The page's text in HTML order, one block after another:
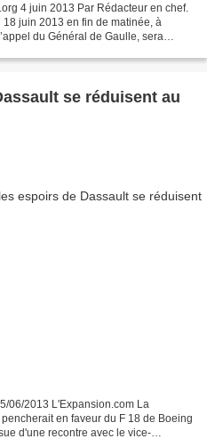
4 juin 2013 Par Rédacteur en chef.
18 juin 2013 en fin de matinée, à
du Général de Gaulle, sera
se réduisent au
06/2013 L'Expansion.com La
en faveur du F 18 de Boeing
d'une recontre avec le vice-